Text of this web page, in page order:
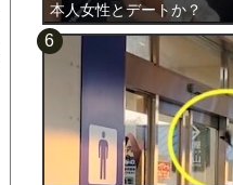
本人女性とデートか？